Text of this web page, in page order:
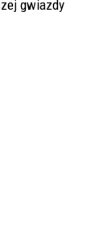
gwiazdy